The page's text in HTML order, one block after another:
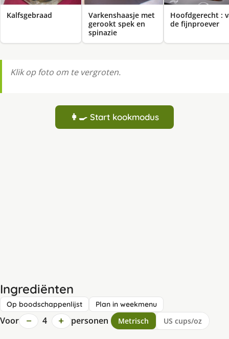
Kalfsgebraad
Varkenshaasje met
gerookt spek en
spinazie
Hoofdgerecht :
de fijnproever
Klik op foto om te vergroten.
👩‍🍳 Start kookmodus
Ingrediënten
Op boodschappenlijst Plan in weekmenu
Voor − 4 + personen Metrisch US cups/oz